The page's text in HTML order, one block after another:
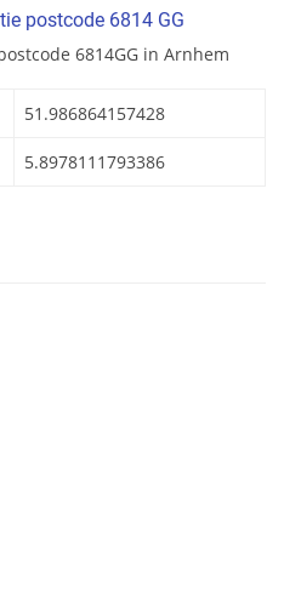
postcode 6814 GG
6814GG in Arnhem
51.986864157428
5.8978111793386